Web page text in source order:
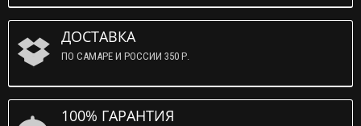
ДОСТАВКА
ПО САМАРЕ И РОССИИ 350 Р.
100% ГАРАНТИЯ